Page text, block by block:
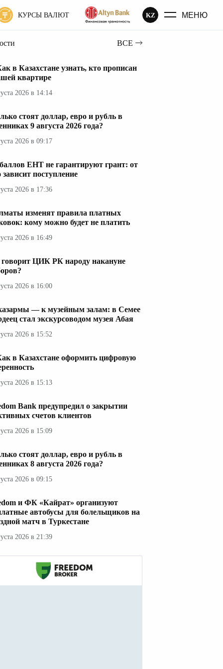
КУРСЫ ВАЛЮТ KZ МЕНЮ
ВСЕ
в Казахстане узнать, кто прописан
квартире
2026 в 14:14
стоят доллар, евро и рубль в
9 августа 2026 года?
2026 в 09:17
ЕНТ не гарантируют грант: от
зависит поступление
2026 в 17:36
изменят правила платных
кому можно будет не платить
2026 в 16:49
ЦИК РК народу накануне
2026 в 16:00
— к музейным залам: в Семее
стал экскурсоводом музея Абая
2026 в 15:52
в Казахстане оформить цифровую
2026 в 15:13
Bank предупредил о закрытии
счетов клиентов
2026 в 15:09
стоят доллар, евро и рубль в
8 августа 2026 года?
2026 в 09:15
и ФК «Кайрат» организуют
автобусы для болельщиков на
матч в Туркестане
2026 в 21:39